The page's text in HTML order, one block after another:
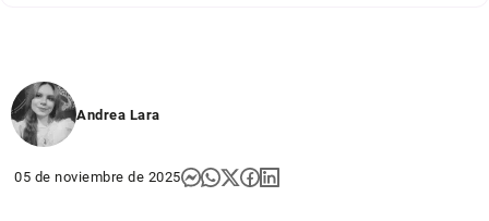
Andrea Lara
05 de noviembre de 2025